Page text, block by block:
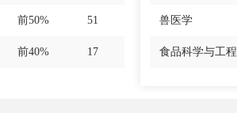
前50% 51
前40% 17
兽医学
食品科学与工程